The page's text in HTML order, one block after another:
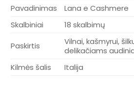
Pavadinimas
Lana e Cashmere
Skalbiniai
18 skalbimų
Paskirtis
Vilnai, kašmyrui,
delikačiams
Kilmės šalis
Italija